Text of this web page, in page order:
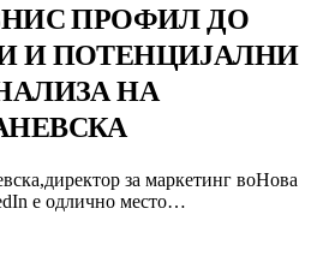
ПРОФИЛ ДО
И ПОТЕНЦИЈАЛНИ
НА
за маркетинг воНова
е одлично место…